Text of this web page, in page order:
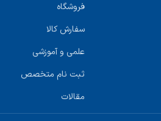
فروشگاه
سفارش کالا
علمی و آموزشی
ثبت نام متخصص
مقالات